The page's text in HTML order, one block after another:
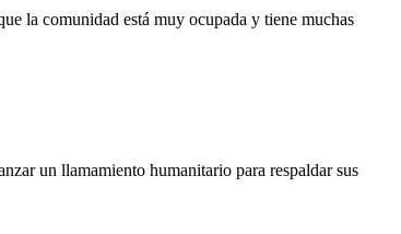
la comunidad está muy ocupada y tiene muchas
un llamamiento humanitario para respaldar sus